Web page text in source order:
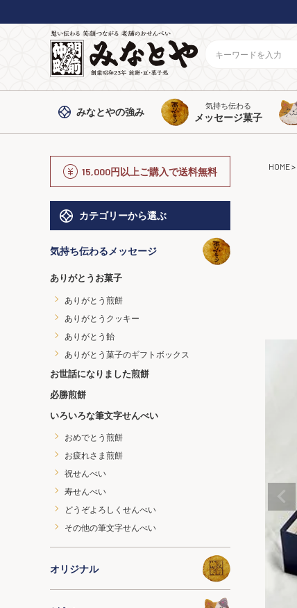
みなとやの強み
気持ち伝わる
メッセージ菓子
15,000円以上ご購入で送料無料
カテゴリーから選ぶ
気持ち伝わるメッセージ
ありがとうお菓子
ありがとう煎餅
ありがとうクッキー
ありがとう飴
ありがとう菓子のギフトボックス
お世話になりました煎餅
必勝煎餅
いろいろな筆文字せんべい
おめでとう煎餅
お疲れさま煎餅
祝せんべい
寿せんべい
どうぞよろしくせんべい
その他の筆文字せんべい
オリジナル
HOME